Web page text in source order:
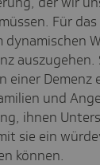
Für
einer Demenz
und
ihnen
sie ein
können.